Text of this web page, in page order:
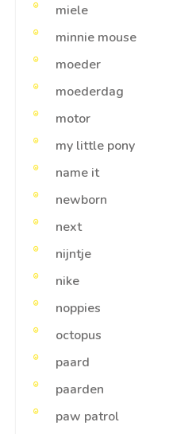
miele
minnie mouse
moeder
moederdag
motor
my little pony
name it
newborn
next
nijntje
nike
noppies
octopus
paard
paarden
paw patrol